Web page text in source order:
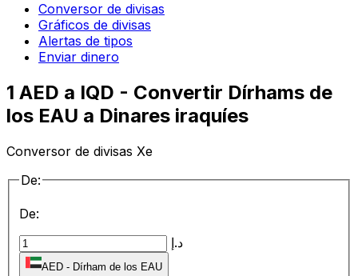
Conversor de divisas
Gráficos de divisas
Alertas de tipos
Enviar dinero
1 AED a IQD - Convertir Dírhams de
los EAU a Dinares iraquíes
Conversor de divisas Xe
De:
De:
د.إ
AED - Dírham de los EAU